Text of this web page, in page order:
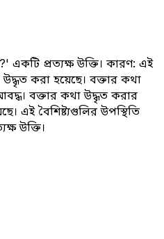
প্রত্যক্ষ উক্তি। কারণ: এই
করা হয়েছে। বক্তার কথা
বক্তার কথা উদ্ধৃত করার
এই বৈশিষ্ট্যগুলির উপস্থিতি
উক্তি।